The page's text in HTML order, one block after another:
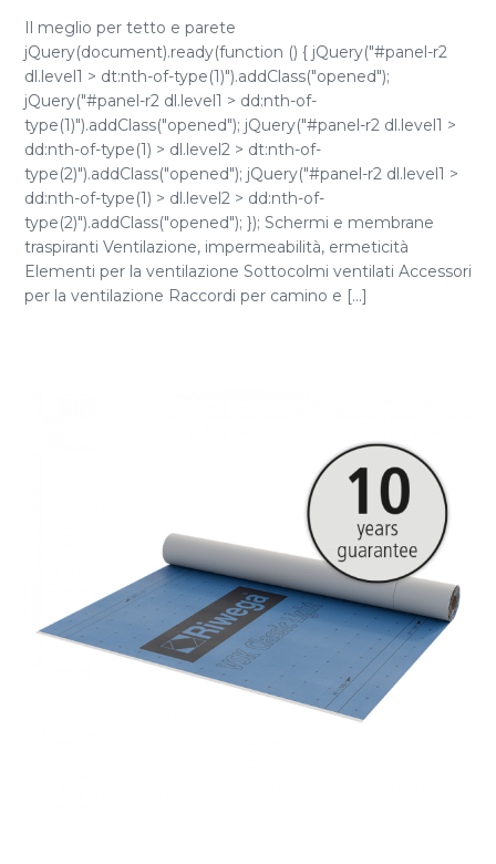
Il meglio per tetto e parete
jQuery(document).ready(function () { jQuery("#panel-r2
dl.level1 > dt:nth-of-type(1)").addClass("opened");
jQuery("#panel-r2 dl.level1 > dd:nth-of-
type(1)").addClass("opened"); jQuery("#panel-r2 dl.level1 >
dd:nth-of-type(1) > dl.level2 > dt:nth-of-
type(2)").addClass("opened"); jQuery("#panel-r2 dl.level1 >
dd:nth-of-type(1) > dl.level2 > dd:nth-of-
type(2)").addClass("opened"); }); Schermi e membrane
traspiranti Ventilazione, impermeabilità, ermeticità
Elementi per la ventilazione Sottocolmi ventilati Accessori
per la ventilazione Raccordi per camino e [...]